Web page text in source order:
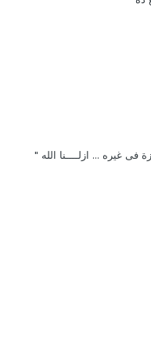
فى غيره ... ازلــــنا الله "